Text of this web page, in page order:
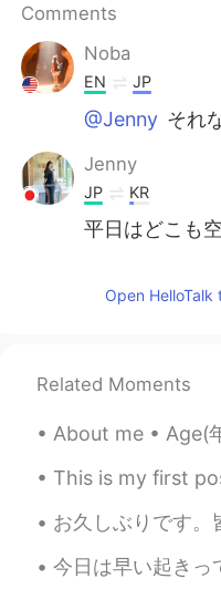
Comments
Noba
EN JP
@Jenny それ
Jenny
JP KR
平日はどこも
Open
Related Moments
About me • Age(年齢) : 21 • Where are you
This is my first post! I want to learn
お久しぶりです。皆さん、お元気ですか？私はとても元気です。💕自宅仕事以来とてもバタ
今日は早い起きって、ビーチで散歩しました。崖の中で面白い石を見えました。色々な層の